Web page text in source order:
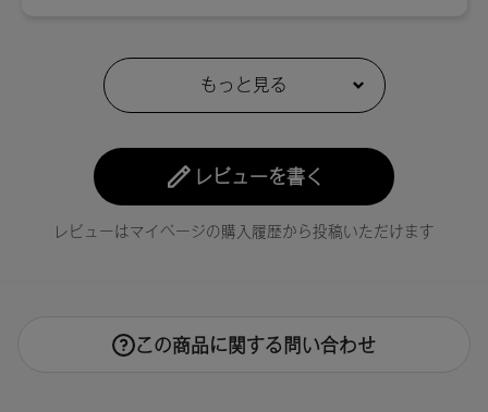
レビューを書く
レビューはマイページの購入履歴から投稿いただけます
この商品に関する問い合わせ